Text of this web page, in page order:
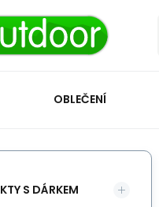
OBLEČENÍ
S DÁRKEM